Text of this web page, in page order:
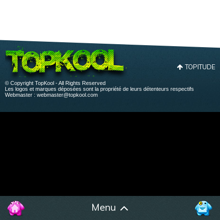
Menu
TOPITUDE
© Copyright TopKool - All Rights Reserved
Les logos et marques déposées sont la propriété de leurs détenteurs respectifs
Webmaster : webmaster@topkool.com